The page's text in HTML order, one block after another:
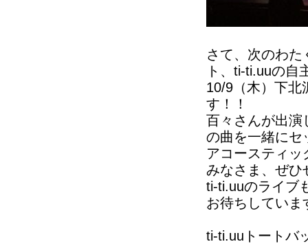
さて、次のわ
ト、ti-ti.uuの自
10/9（木）下
す！！
百々さんが出演
の曲を一緒にセ
アコースティ
みなさま、ぜひ
ti-ti.uuのライブ
お待ちしていま
ti-ti.uuトートバ